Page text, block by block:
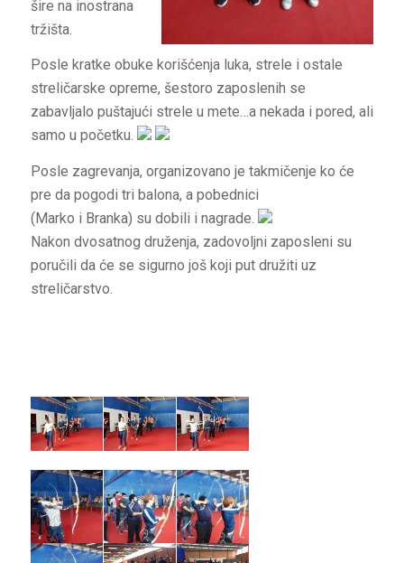
šire na inostrana
tržišta.
Posle kratke obuke korišćenja luka, strele i ostale
streličarske opreme, šestoro zaposlenih se
zabavljalo puštajući strele u mete…a nekada i pored, ali
samo u početku.
Posle zagrevanja, organizovano je takmičenje ko će
pre da pogodi tri balona, a pobednici
(Marko i Branka) su dobili i nagrade.
Nakon dvosatnog druženja, zadovoljni zaposleni su
poručili da će se sigurno još koji put družiti uz
streličarstvo.